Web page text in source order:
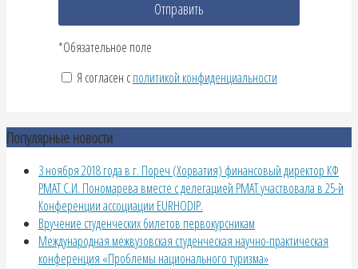
*Обязательное поле
Я согласен сполитикой конфиденциальности
Популярные новости
3 ноября 2018 года в г. Пореч (Хорватия) финансовый директор КФ
РМАТ С.И. Пономарева вместе с делегацией РМАТ участвовала в 25-й
Конференции ассоциации EURHODIP.
Вручение студенческих билетов первокурсникам
Международная межвузовская студенческая научно-практическая
конференция «Проблемы национального туризма»